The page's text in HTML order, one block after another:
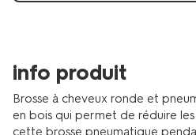
info produit
Brosse à cheveux ronde et
en bois qui permet de réduire
cette brosse pneumatique